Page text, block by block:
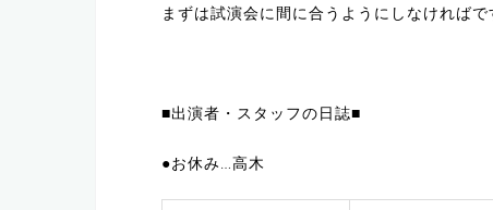
まずは試演会に間に合うようにしなければで
■出演者・スタッフの日誌■
●お休み…高木